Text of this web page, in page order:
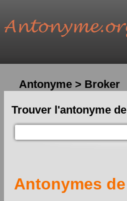
Antonyme > Broker
Trouver l'antonyme de
Antonymes de